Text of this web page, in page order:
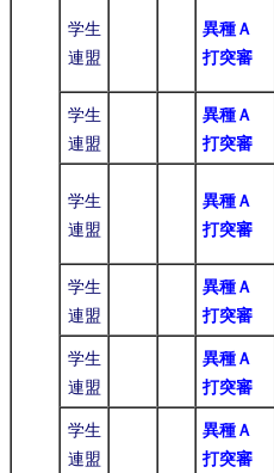
学生
連盟
異種Ａ
打突審
学生
連盟
異種Ａ
打突審
学生
連盟
異種Ａ
打突審
学生
連盟
異種Ａ
打突審
学生
連盟
異種Ａ
打突審
学生
連盟
異種Ａ
打突審